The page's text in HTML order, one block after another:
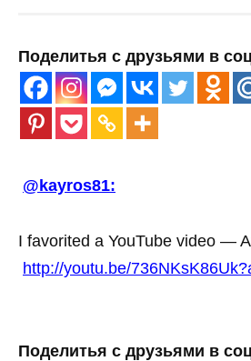
Поделитья с друзьями в
@kayros81:
I favorited a YouTube video —
http://youtu.be/
Поделитья с друзьями в